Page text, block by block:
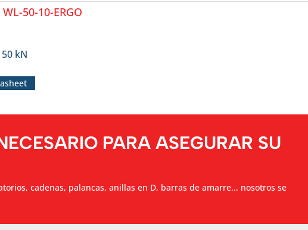
WL-50-10-ERGO
50 kN
PARA ASEGURAR SU
cadenas, palancas, anillas en D, barras de amarre... nosotros se